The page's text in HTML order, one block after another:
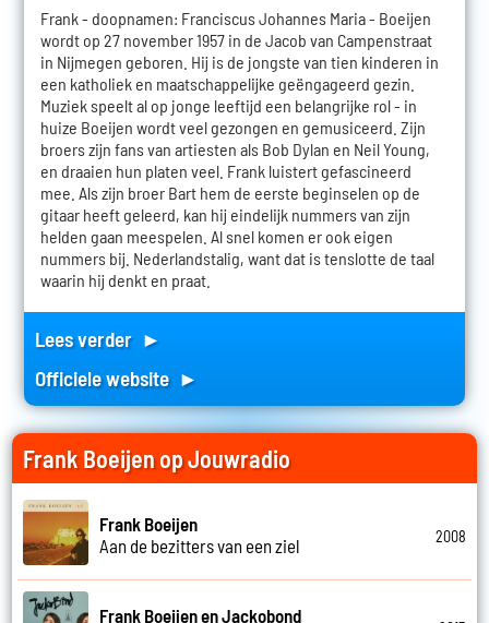
Frank - doopnamen: Franciscus Johannes Maria - Boeijen
wordt op 27 november 1957 in de Jacob van Campenstraat
in Nijmegen geboren. Hij is de jongste van tien kinderen in
een katholiek en maatschappelijke geëngageerd gezin.
Muziek speelt al op jonge leeftijd een belangrijke rol - in
huize Boeijen wordt veel gezongen en gemusiceerd. Zijn
broers zijn fans van artiesten als Bob Dylan en Neil Young,
en draaien hun platen veel. Frank luistert gefascineerd
mee. Als zijn broer Bart hem de eerste beginselen op de
gitaar heeft geleerd, kan hij eindelijk nummers van zijn
helden gaan meespelen. Al snel komen er ook eigen
nummers bij. Nederlandstalig, want dat is tenslotte de taal
waarin hij denkt en praat.
Lees verder ►
Officiele website ►
Frank Boeijen op Jouwradio
Frank Boeijen
Aan de bezitters van een ziel
2008
Frank Boeijen en Jackobond